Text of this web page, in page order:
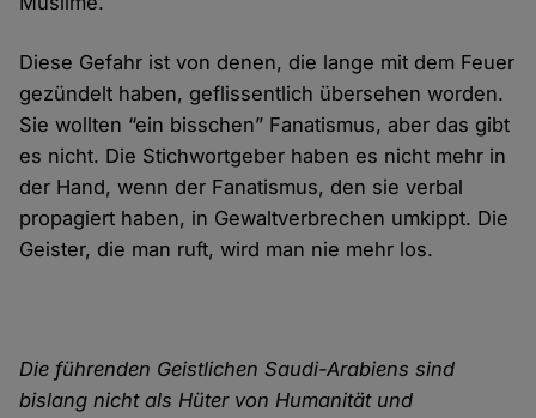
Diese Gefahr ist von denen, die lange mit dem Feuer
gezündelt haben, geflissentlich übersehen worden.
Sie wollten “ein bisschen” Fanatismus, aber das gibt
es nicht. Die Stich­wort­geber haben es nicht mehr in
der Hand, wenn der Fanatismus, den sie verbal
propagiert haben, in Gewalt­ver­brechen umkippt. Die
Geister, die man ruft, wird man nie mehr los.
Die führenden Geist­lichen Saudi-Arabiens sind
bislang nicht als Hüter von Humanität und